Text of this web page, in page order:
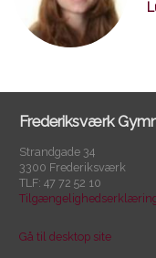
Frederiksværk
Strandgade 34
3300 Frederiksværk
TLF: 47 72 52 10
Gå til desktop site